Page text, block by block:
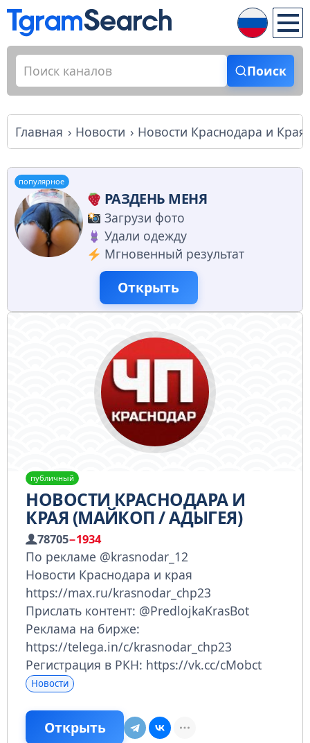
Поиск
Главная Новости Новости Краснодара и
популярное
РАЗДЕНЬ МЕНЯ
Загрузи фото
Удали одежду
Мгновенный результат
Открыть
публичный
НОВОСТИ КРАСНОДАРА И
КРАЯ (МАЙКОП / АДЫГЕЯ)
78705−1934
По рекламе @krasnodar_12
Новости Краснодара и края
https://max.ru/krasnodar_chp23
Прислать контент: @PredlojkaKrasBot
Реклама на бирже:
https://telega.in/c/krasnodar_chp23
Регистрация в РКН: https://vk.cc/cMobct
Новости
Открыть